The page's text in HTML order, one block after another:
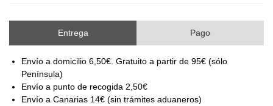
Entrega Pago
Envío a domicilio 6,50€. Gratuito a partir de 95€ (sólo
Península)
Envío a punto de recogida 2,50€
Envío a Canarias 14€ (sin trámites aduaneros)